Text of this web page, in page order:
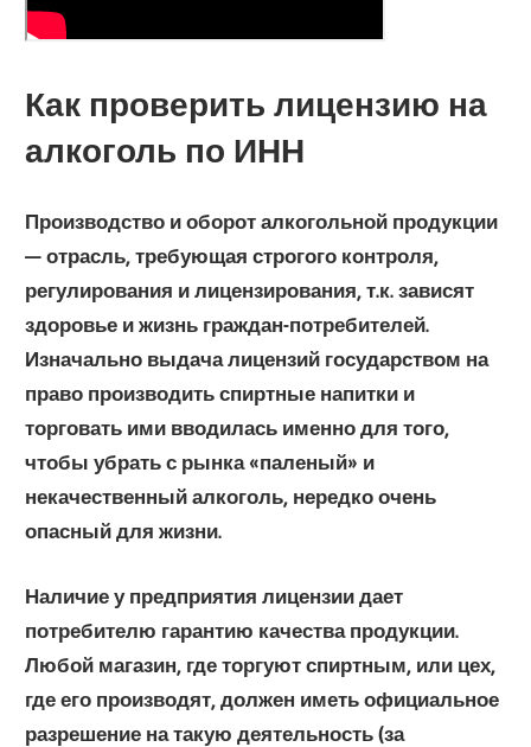
Как проверить лицензию на
алкоголь по ИНН
Производство и оборот алкогольной продукции
— отрасль, требующая строгого контроля,
регулирования и лицензирования, т.к. зависят
здоровье и жизнь граждан-потребителей.
Изначально выдача лицензий государством на
право производить спиртные напитки и
торговать ими вводилась именно для того,
чтобы убрать с рынка «паленый» и
некачественный алкоголь, нередко очень
опасный для жизни.
Наличие у предприятия лицензии дает
потребителю гарантию качества продукции.
Любой магазин, где торгуют спиртным, или цех,
где его производят, должен иметь официальное
разрешение на такую деятельность (за